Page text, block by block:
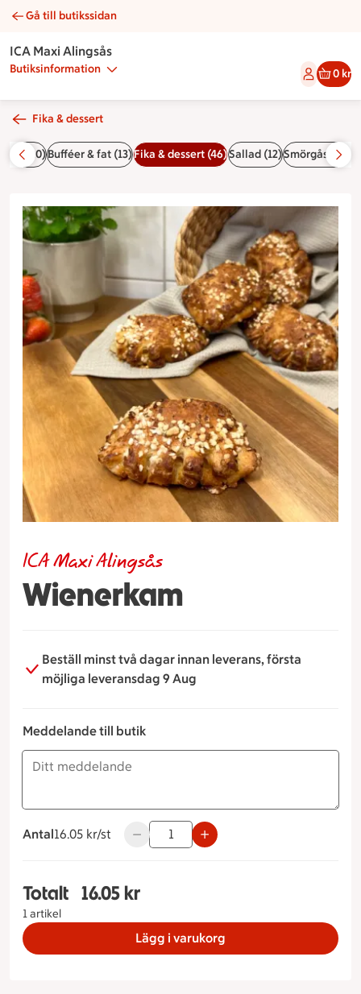
Wienerkam | Catering ICA Maxi Alingsås
Gå till butikssidan
ICA Maxi Alingsås
Butiksinformation 0 kr
Fika & dessert
Bröd (20)Bufféer & fat (13)Fika & dessert (46)Sallad (12)Smörgåsar
Wienerkam
ICA Maxi Alingsås
Beställ minst två dagar innan leverans, första
möjliga leveransdag 9 Aug
Meddelande till butik
Antal
16.05 kronor styck
16.05 kr/st Använd knapparna för att minska eller
Totalt
1 artikel
Totalt 1 stycken Wienerkam, 16.05 kronor
16.05 kr
Lägg i varukorg